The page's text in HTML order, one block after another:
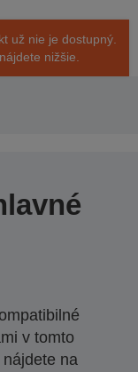
už nie je dostupný.
nižšie.
v tomto
na